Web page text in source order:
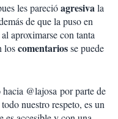
les parecióagresivala
de que la puso en
al aproximarse con tanta
loscomentariosse puede
@lajosa por parte de
nuestro respeto, es un